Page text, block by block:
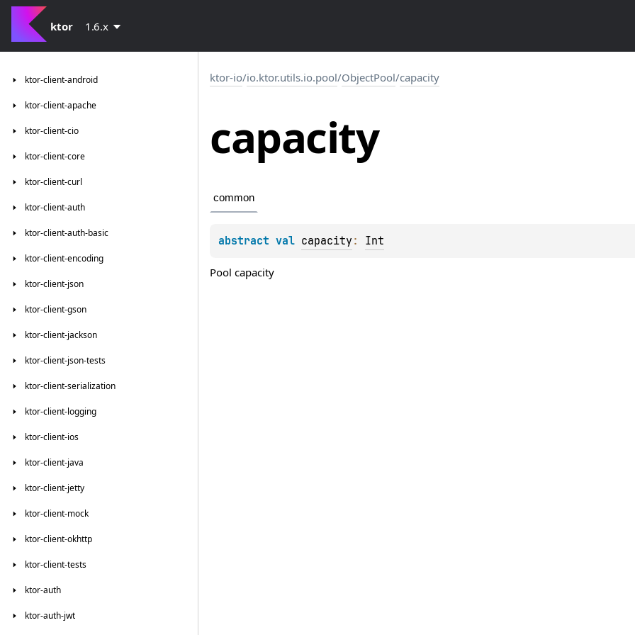
ktor 1.6.x
ktor-client-android
ktor-client-apache
ktor-client-cio
ktor-client-core
ktor-client-curl
ktor-client-auth
ktor-client-auth-basic
ktor-client-encoding
ktor-client-json
ktor-client-gson
ktor-client-jackson
ktor-client-json-tests
ktor-client-serialization
ktor-client-logging
ktor-client-ios
ktor-client-java
ktor-client-jetty
ktor-client-mock
ktor-client-okhttp
ktor-client-tests
ktor-auth
ktor-auth-jwt
ktor-io/io.ktor.utils.io.pool/ObjectPool/capacity
capacity
common
abstract val capacity : Int
Pool capacity